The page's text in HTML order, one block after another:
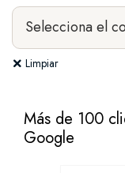
Limpiar
Más de 100
Google